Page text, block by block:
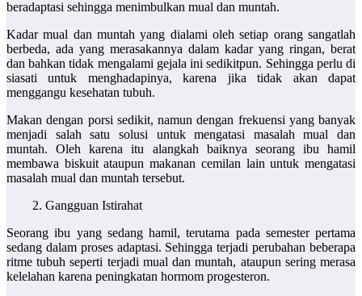
beradaptasi sehingga menimbulkan mual dan muntah.
Kadar mual dan muntah yang dialami oleh setiap orang sangatlah
berbeda, ada yang merasakannya dalam kadar yang ringan, berat
dan bahkan tidak mengalami gejala ini sedikitpun. Sehingga perlu di
siasati untuk menghadapinya, karena jika tidak akan dapat
menggangu kesehatan tubuh.
Makan dengan porsi sedikit, namun dengan frekuensi yang banyak
menjadi salah satu solusi untuk mengatasi masalah mual dan
muntah. Oleh karena itu alangkah baiknya seorang ibu hamil
membawa biskuit ataupun makanan cemilan lain untuk mengatasi
masalah mual dan muntah tersebut.
2. Gangguan Istirahat
Seorang ibu yang sedang hamil, terutama pada semester pertama
sedang dalam proses adaptasi. Sehingga terjadi perubahan beberapa
ritme tubuh seperti terjadi mual dan muntah, ataupun sering merasa
kelelahan karena peningkatan hormom progesteron.